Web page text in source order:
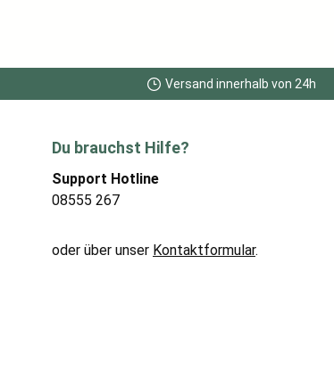
Versand innerhalb von 24h
Du brauchst Hilfe?
Support Hotline
08555 267
oder über unser Kontaktformular.